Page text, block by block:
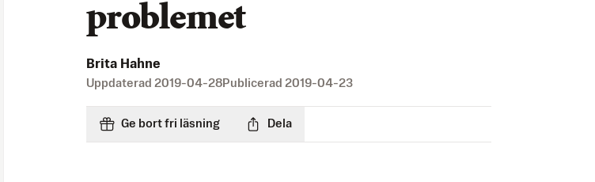
problemet
Brita Hahne
Uppdaterad 2019-04-28 Publicerad 2019-04-23
Ge bort fri läsning Dela